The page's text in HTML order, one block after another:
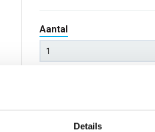
Details
Aantal